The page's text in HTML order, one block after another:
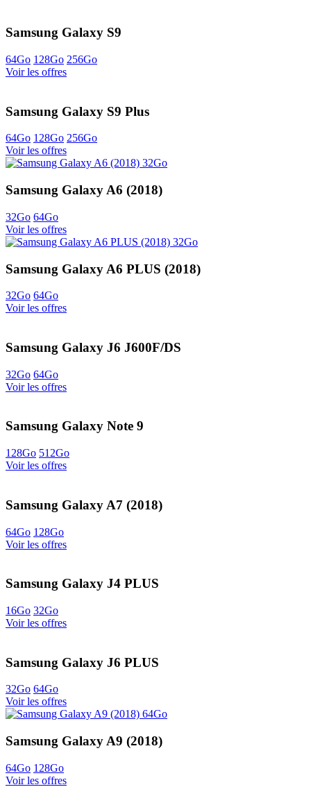
Samsung Galaxy S9
64Go 128Go 256Go
Voir les offres
Samsung Galaxy S9 Plus
64Go 128Go 256Go
Voir les offres
Samsung Galaxy A6 (2018)
32Go 64Go
Voir les offres
Samsung Galaxy A6 PLUS (2018)
32Go 64Go
Voir les offres
Samsung Galaxy J6 J600F/DS
32Go 64Go
Voir les offres
Samsung Galaxy Note 9
128Go 512Go
Voir les offres
Samsung Galaxy A7 (2018)
64Go 128Go
Voir les offres
Samsung Galaxy J4 PLUS
16Go 32Go
Voir les offres
Samsung Galaxy J6 PLUS
32Go 64Go
Voir les offres
Samsung Galaxy A9 (2018)
64Go 128Go
Voir les offres